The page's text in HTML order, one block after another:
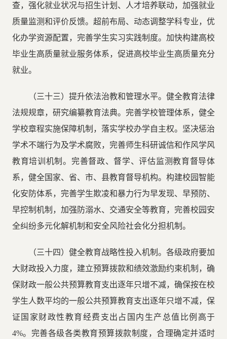
查，强化就业状况与招生计划、人才培养联动，加强就业
质量监测和评价反馈。超前布局、动态调整学科专业，优
化办学资源配置，完善学生实习实践制度。加快构建高校
毕业生高质量就业服务体系，促进高校毕业生高质量充分
就业。
（三十三）提升依法治教和管理水平。健全教育法律
法规规章，研究编纂教育法典。完善学校管理体系，健全
学校章程实施保障机制，落实学校办学自主权。坚决惩治
学术不端行为及学术腐败，完善师生科研诚信和作风学风
教育培训机制。完善督政、督学、评估监测教育督导体
系，健全国家、省、市、县教育督导机构。构建校园智能
化安防体系，完善学生欺凌和暴力行为早发现、早预防、
早控制机制，加强防溺水、交通安全等教育，完善校园安
全纠纷多元化解机制和安全风险社会化分担机制。
（三十四）健全教育战略性投入机制。各级政府要加
大财政投入力度，建立预算拨款和绩效激励约束机制，确
保财政一般公共预算教育支出逐年只增不减，确保按在校
学生人数平均的一般公共预算教育支出逐年只增不减，保
证国家财政性教育经费支出占国内生产总值比例高于
4%。完善各级各类教育预算拨款制度，合理确定并适时